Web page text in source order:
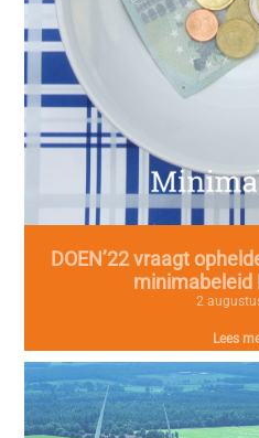
DOEN’22 vraagt
minimabeleid
2
Lees